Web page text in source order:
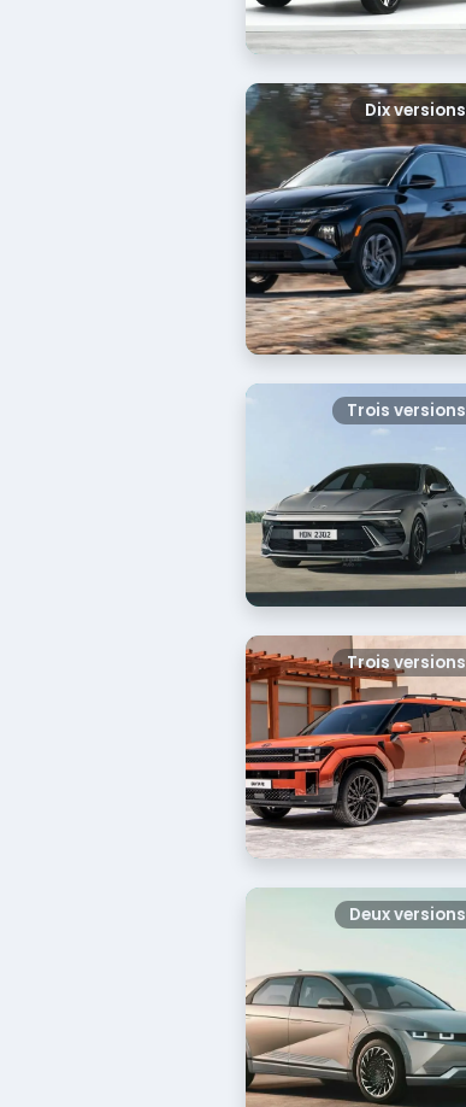
Dix versions
Trois versions
Trois versions
Deux versions